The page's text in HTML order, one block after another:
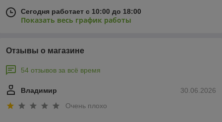
Сегодня работает с 10:00 до 18:00
Показать весь график работы
Отзывы о магазине
54 отзывов за всё время
30.06.2026
Владимир
Очень плохо